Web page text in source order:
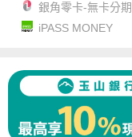
銀角零卡-無卡分期
iPASS MONEY